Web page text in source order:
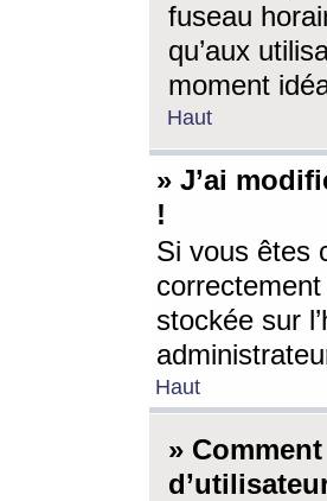
fuseau
qu’aux
moment
Haut
» J’ai
!
Si vous êtes
correctement
stockée sur
Haut
»